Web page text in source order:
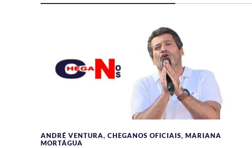
ANDRÉ VENTURA, CHEGANOS OFICIAIS, MARIANA
MORTÁGUA